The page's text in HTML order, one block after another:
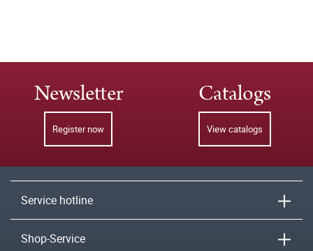
Newsletter
Register now
Catalogs
View catalogs
Service hotline
Shop-Service